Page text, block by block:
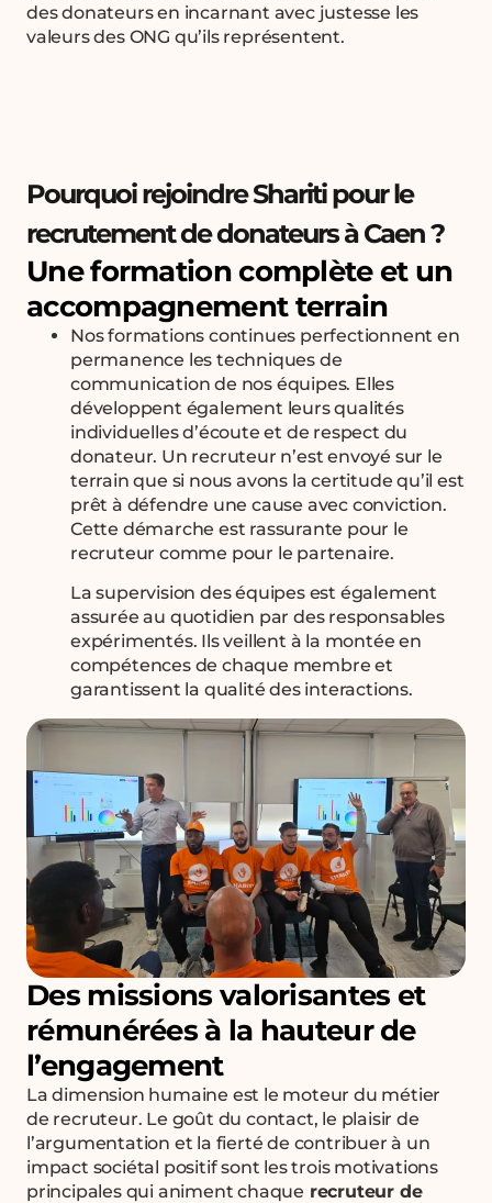
des donateurs en incarnant avec justesse les
valeurs des ONG qu’ils représentent.
Pourquoi rejoindre Shariti pour le
recrutement de donateurs à Caen ?
Une formation complète et un
accompagnement terrain
Nos formations continues perfectionnent en
permanence les techniques de
communication de nos équipes. Elles
développent également leurs qualités
individuelles d’écoute et de respect du
donateur. Un recruteur n’est envoyé sur le
terrain que si nous avons la certitude qu’il est
prêt à défendre une cause avec conviction.
Cette démarche est rassurante pour le
recruteur comme pour le partenaire.
La supervision des équipes est également
assurée au quotidien par des responsables
expérimentés. Ils veillent à la montée en
compétences de chaque membre et
garantissent la qualité des interactions.
Des missions valorisantes et
rémunérées à la hauteur de
l’engagement
La dimension humaine est le moteur du métier
de recruteur. Le goût du contact, le plaisir de
l’argumentation et la fierté de contribuer à un
impact sociétal positif sont les trois motivations
principales qui animent chaque recruteur de